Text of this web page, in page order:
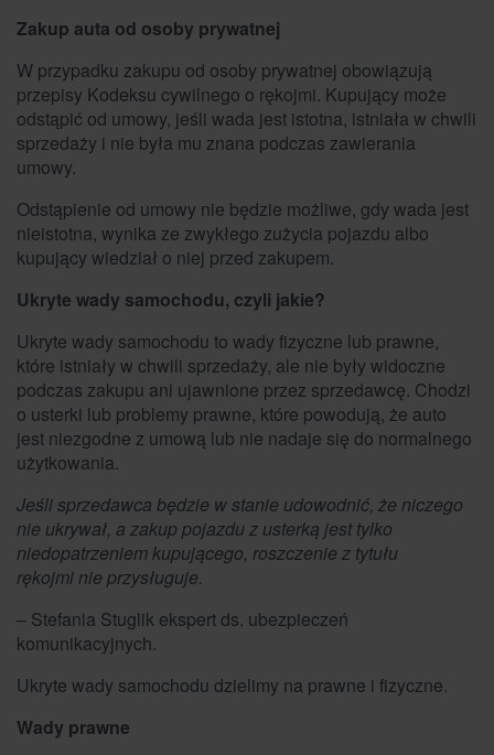
Zakup auta od osoby prywatnej
W przypadku zakupu od osoby prywatnej obowiązują
przepisy Kodeksu cywilnego o rękojmi. Kupujący może
odstąpić od umowy, jeśli wada jest istotna, istniała w chwili
sprzedaży i nie była mu znana podczas zawierania
umowy.
Odstąpienie od umowy nie będzie możliwe, gdy wada jest
nieistotna, wynika ze zwykłego zużycia pojazdu albo
kupujący wiedział o niej przed zakupem.
Ukryte wady samochodu, czyli jakie?
Ukryte wady samochodu to wady fizyczne lub prawne,
które istniały w chwili sprzedaży, ale nie były widoczne
podczas zakupu ani ujawnione przez sprzedawcę. Chodzi
o usterki lub problemy prawne, które powodują, że auto
jest niezgodne z umową lub nie nadaje się do normalnego
użytkowania.
Jeśli sprzedawca będzie w stanie udowodnić, że niczego
nie ukrywał, a zakup pojazdu z usterką jest tylko
niedopatrzeniem kupującego, roszczenie z tytułu
rękojmi nie przysługuje.
– Stefania Stuglik ekspert ds. ubezpieczeń
komunikacyjnych.
Ukryte wady samochodu dzielimy na prawne i fizyczne.
Wady prawne